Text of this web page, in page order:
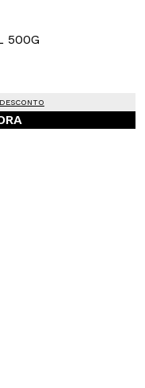
500G